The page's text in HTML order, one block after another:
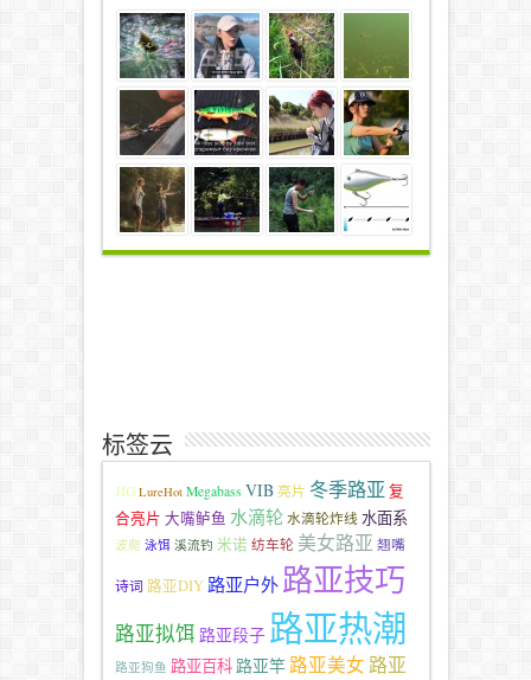
标签云
JIG LureHot Megabass VIB 亮片 冬季路亚 复
合亮片 大嘴鲈鱼 水滴轮 水滴轮炸线 水面系
波爬 泳饵 溪流钓 米诺 纺车轮 美女路亚 翘嘴
诗词 路亚DIY 路亚户外 路亚技巧
路亚拟饵 路亚段子 路亚热潮
路亚狗鱼 路亚百科 路亚竿 路亚美女 路亚